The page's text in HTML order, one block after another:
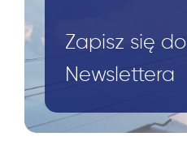
Zapisz się do
Newslettera